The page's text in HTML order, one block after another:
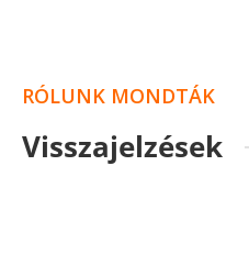
RÓLUNK MONDTÁK
Visszajelzések